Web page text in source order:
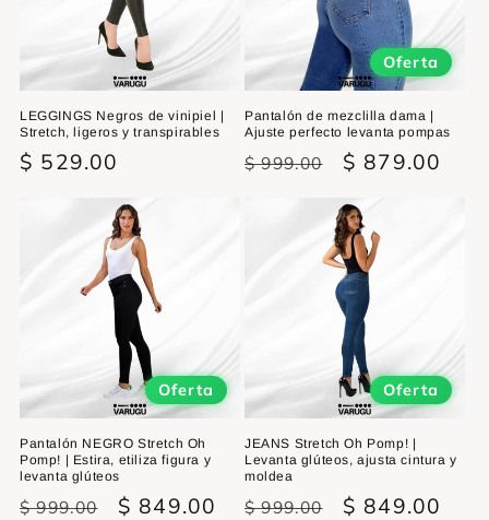
n
:LEGGINGS Negros de vinipiel |
Stretch, ligeros y transpirables
Precio
$ 529.00
Oferta
Pantalón de mezclilla dama |
Ajuste perfecto levanta pompas
Precio
$ 999.00
Precio
oferta
$ 879.00
Oferta
Pantalón NEGRO Stretch Oh
Pomp! | Estira, etiliza figura y
levanta glúteos
Precio
$ 999.00
Precio
$ 849.00
Oferta
JEANS Stretch Oh Pomp! |
Levanta glúteos, ajusta cintura y
moldea
Precio
$ 999.00
Precio
$ 849.00